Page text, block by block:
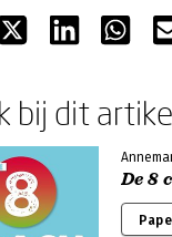
bij dit
De 8